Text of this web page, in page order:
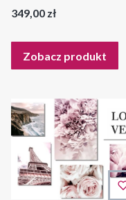
Cena
349,00 zł
Zobacz produkt